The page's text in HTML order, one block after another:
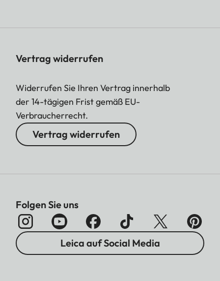
Vertrag widerrufen
Widerrufen Sie Ihren Vertrag innerhalb
der 14-tägigen Frist gemäß EU-
Verbraucherrecht.
Vertrag widerrufen
Folgen Sie uns
Leica auf Social Media